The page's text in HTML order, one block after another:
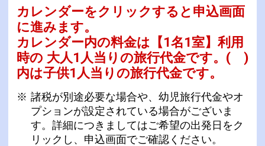
カレンダーをクリックすると申込画面
に進みます。
カレンダー内の料金は 【1名1室】利用
時の 大人1人当りの旅行代金です。 ( )
内は子供1人当りの旅行代金です。
諸税が別途必要な場合や、幼児旅行代金やオ
プションが設定されている場合がございま
す。詳細につきましてはご希望の出発日をク
リックし、申込画面でご確認ください。